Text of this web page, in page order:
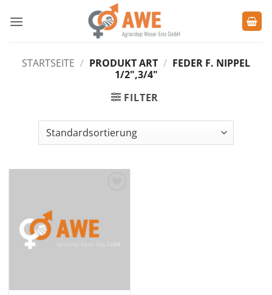
Inhalt
STARTSEITE / PRODUKT ART / FEDER F. NIPPEL
1/2",3/4"
FILTER